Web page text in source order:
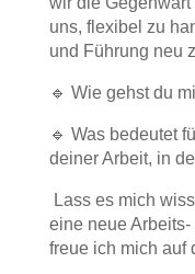
uns, flexibel zu
und Führung neu
🔹 Wie gehst du
🔹 Was bedeutet
deiner Arbeit, in
Lass es mich
eine neue
freue ich mich auf